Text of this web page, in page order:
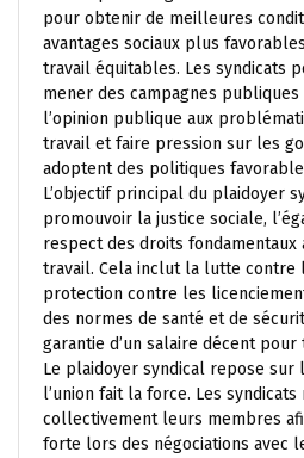
pour obtenir de meilleures
avantages sociaux plus
travail équitables. Les syndicats
mener des campagnes
l’opinion publique aux
travail et faire pression sur les
adoptent des politiques
L’objectif principal du plaidoyer
promouvoir la justice sociale,
respect des droits fondamentaux
travail. Cela inclut la lutte contre
protection contre les
des normes de santé et de
garantie d’un salaire décent pour
Le plaidoyer syndical repose
l’union fait la force. Les
collectivement leurs membres
forte lors des négociations avec